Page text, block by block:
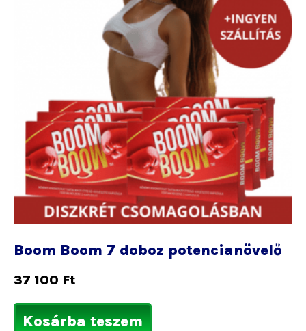
Boom Boom 7 doboz potencianövelő
37 100 Ft
Kosárba teszem